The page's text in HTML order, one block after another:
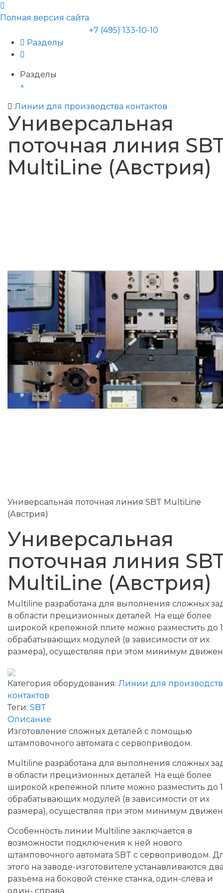
Полная версия сайта
+7 (495) 133-10-10
Разделы
Разделы
×
Линии для производства контактов
Универсальная
поточная линия
MultiLine (Австрия)
Универсальная поточная линия SBT MultiLine
(Австрия)
Универсальная
поточная линия
MultiLine (Австрия)
Multiline разработана для выполнения сложных
в области прецизионных деталей. На ещё более
широкой крепежной плите можно разместить до
обрабатывающих модулей (в зависимости от их
размера), осуществляя при этом минимум
Категория оборудования: Линии для
контактов
Теги: SBT
Описание
Изготовление сложных деталей с помощью
штамповочного автомата с сервоприводом.
Multiline разработана для выполнения сложных
в области прецизионных деталей. На ещё более
широкой крепежной плите можно разместить до
обрабатывающих модулей (в зависимости от их
размера), осуществляя при этом минимум
Особенность линии Multiline заключается в
возможности подключения к ней нового
штамповочного автомата SBT с сервоприводом.
этого на заводе-изготовителе устанавливаются
разъема на боковой стенке станка, один-слева и
один- справа.